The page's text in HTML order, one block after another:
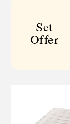
Set
Offer